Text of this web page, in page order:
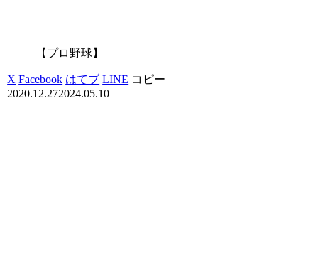
【プロ野球】
X Facebook はてブ LINE コピー
2020.12.272024.05.10